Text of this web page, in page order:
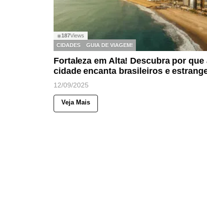
◉187Views
CIDADES
GUIA DE VIAGEM!
Fortaleza em Alta! Descubra por que
cidade encanta brasileiros e
12/09/2025
Veja Mais